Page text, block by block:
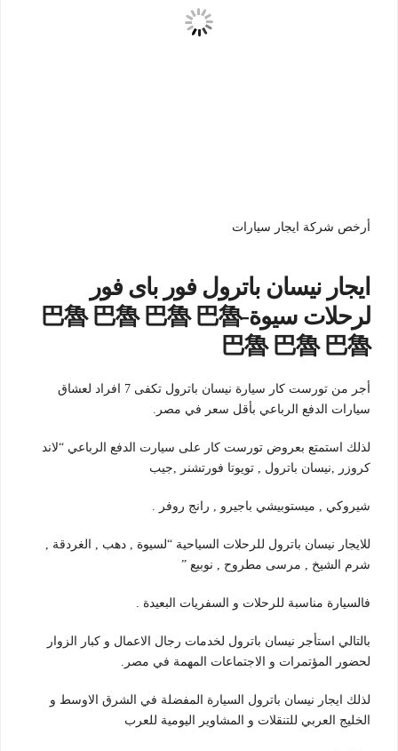
أرخص شركة ايجار سيارات
ايجار نيسان باترول فور باى فور
لرحلات سيوة-巴魯 巴魯 巴魯 巴魯
巴魯 巴魯 巴魯
أجر من تورست كار سيارة نيسان باترول تكفى 7 افراد لعشاق
سيارات الدفع الرباعي بأقل سعر في مصر.
لذلك استمتع بعروض تورست كار على سيارت الدفع الرباعي “لاند
كروزر ,نيسان باترول , تويوتا فورتشنر ,جيب
شيروكي , ميستوبيشي باجيرو , رانج روفر .
للايجار نيسان باترول للرحلات السياحية “لسيوة , دهب , الغردقة ,
شرم الشيخ , مرسى مطروح , نوبيع ”
فالسيارة مناسبة للرحلات و السفريات البعيدة .
بالتالي استأجر نيسان باترول لخدمات رجال الاعمال و كبار الزوار
لحضور المؤتمرات و الاجتماعات المهمة في مصر.
لذلك ايجار نيسان باترول السيارة المفضلة في الشرق الاوسط و
الخليج العربي للتنقلات و المشاوير اليومية للعرب